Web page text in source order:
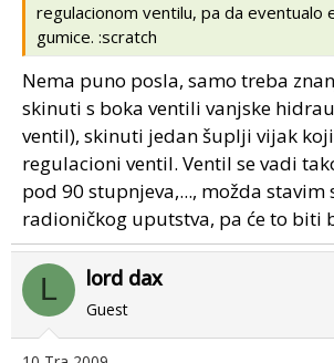
regulacionom ventilu, pa da eventualo
gumice. :scratch
Nema puno posla, samo treba
skinuti s boka ventili vanjske
ventil), skinuti jedan šuplji vijak
regulacioni ventil. Ventil se vadi
pod 90 stupnjeva,..., možda stavim
radioničkog uputstva, pa će to biti
L lord dax
Guest